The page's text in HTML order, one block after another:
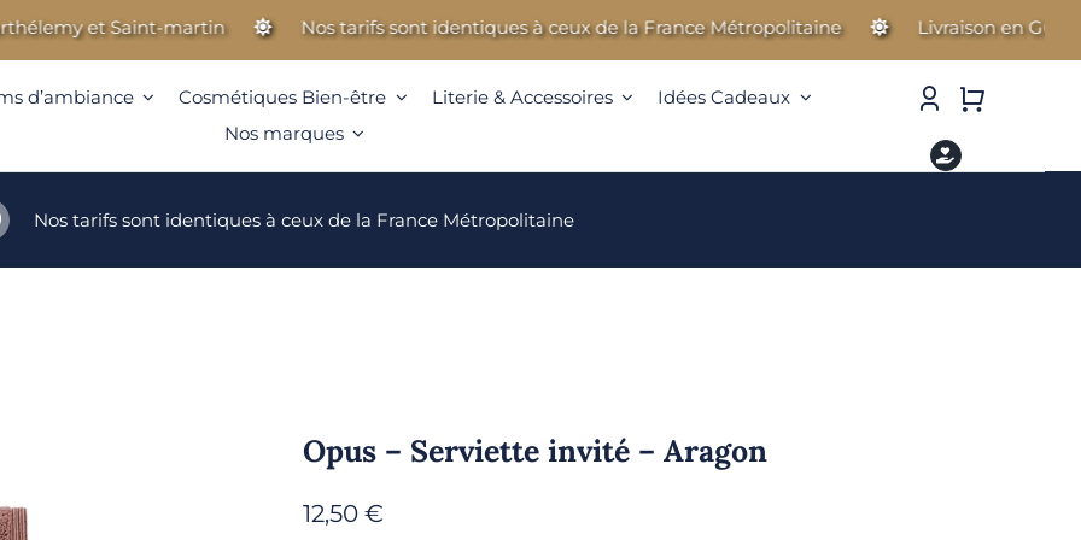
et Saint-martin Nos tarifs sont identiques à ceux de la France Métropolitaine Livraison en
d’ambiance Cosmétiques Bien-être Literie & Accessoires
Idées Cadeaux
Nos marques
Nos tarifs sont identiques à ceux de la France Métropolitaine
Opus – Serviette invité – Aragon
12,50 €